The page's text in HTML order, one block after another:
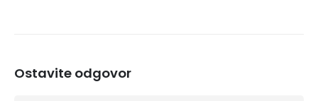
Ostavite odgovor